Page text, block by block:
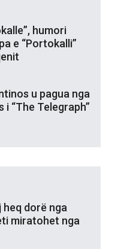
humori
e “Portokalli”
u pagua nga
i “The Telegraph”
dorë nga
miratohet nga